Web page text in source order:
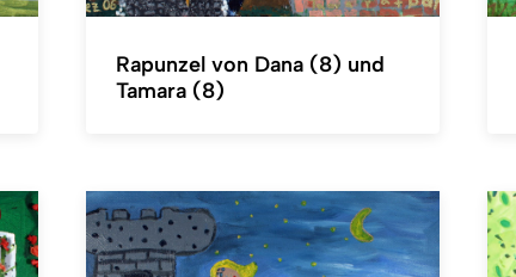
Rapunzel von Dana (8) und
Tamara (8)